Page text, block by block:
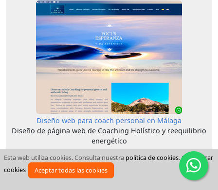
Diseño web para coach personal en Málaga
Diseño de página web de Coaching Holístico y reequilibrio
energético
Esta web utiliza cookies. Consulta nuestra política de cookies.Configurar
cookies
Aceptar todas las cookies